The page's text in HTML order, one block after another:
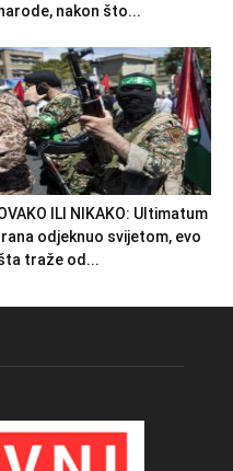
nakon što...
ILI NIKAKO: Ultimatum
Irana odjeknuo svijetom, evo
traže od...